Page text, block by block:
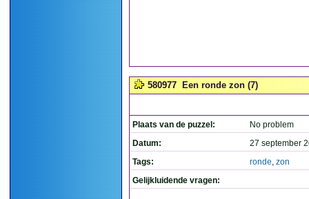
580977 Een ronde zon (7)
Plaats van de puzzel:
No problem
Datum:
27 september
Tags:
ronde, zon
Gelijkluidende vragen: